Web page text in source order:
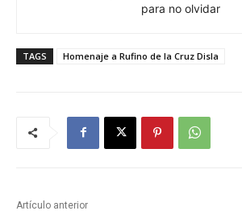
para no olvidar
TAGS Homenaje a Rufino de la Cruz Disla
Artículo anterior